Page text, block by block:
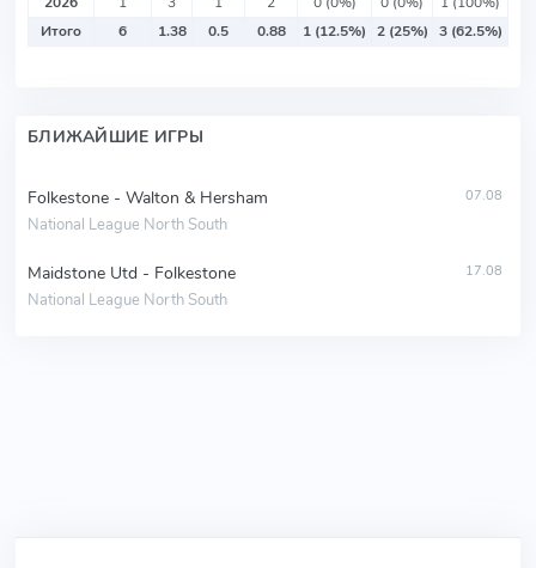
Итого
6 1.38 0.5 0.88 1 (12.5%) 2 (25%) 3 (62.5%)
БЛИЖАЙШИЕ ИГРЫ
Folkestone - Walton & Hersham
National League North South
07.08
Maidstone Utd - Folkestone
National League North South
17.08